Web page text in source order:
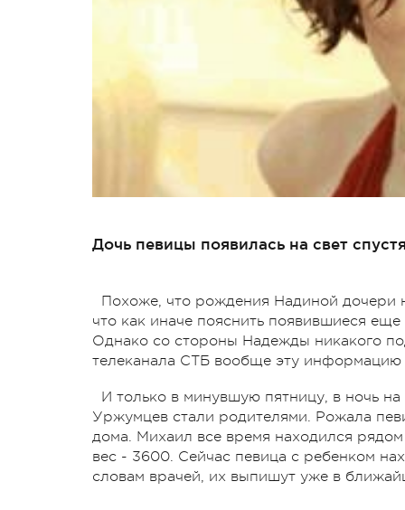
Дочь певицы появилась на свет
Похоже, что рождения Надиной
что как иначе пояснить появившиеся
Однако со стороны Надежды никакого
телеканала СТБ вообще эту информацию
И только в минувшую пятницу, в ночь
Уржумцев стали родителями. Рожала
дома. Михаил все время находился
вес - 3600. Сейчас певица с ребенком
словам врачей, их выпишут уже в